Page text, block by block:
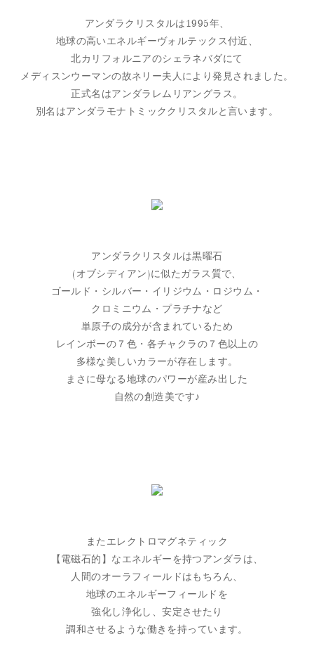
アンダラクリスタルは1995年、
地球の高いエネルギーヴォルテックス付近、
北カリフォルニアのシェラネバダにて
メディスンウーマンの故ネリー夫人により発見されました。
正式名はアンダラレムリアングラス。
別名はアンダラモナトミッククリスタルと言います。
アンダラクリスタルは黒曜石
(オブシディアン)に似たガラス質で、
ゴールド・シルバー・イリジウム・ロジウム・
クロミニウム・プラチナなど
単原子の成分が含まれているため
レインボーの７色・各チャクラの７色以上の
多様な美しいカラーが存在します。
まさに母なる地球のパワーが産み出した
自然の創造美です♪
またエレクトロマグネティック
【電磁石的】なエネルギーを持つアンダラは、
人間のオーラフィールドはもちろん、
地球のエネルギーフィールドを
強化し浄化し、安定させたり
調和させるような働きを持っています。